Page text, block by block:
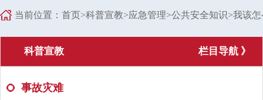
当前位置： 首页>科普宣教>应急管理>公共安全知识>我该
科普宣教 栏目导航 》
事故灾难